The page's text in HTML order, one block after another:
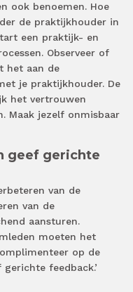
ook benoemen. Hoe
de praktijkhouder in
een praktijk- en
Observeer of
het aan de
je praktijkhouder. De
het vertrouwen
Maak jezelf onmisbaar
geef gerichte
van de
van de
aansturen.
moeten het
op de
feedback.’